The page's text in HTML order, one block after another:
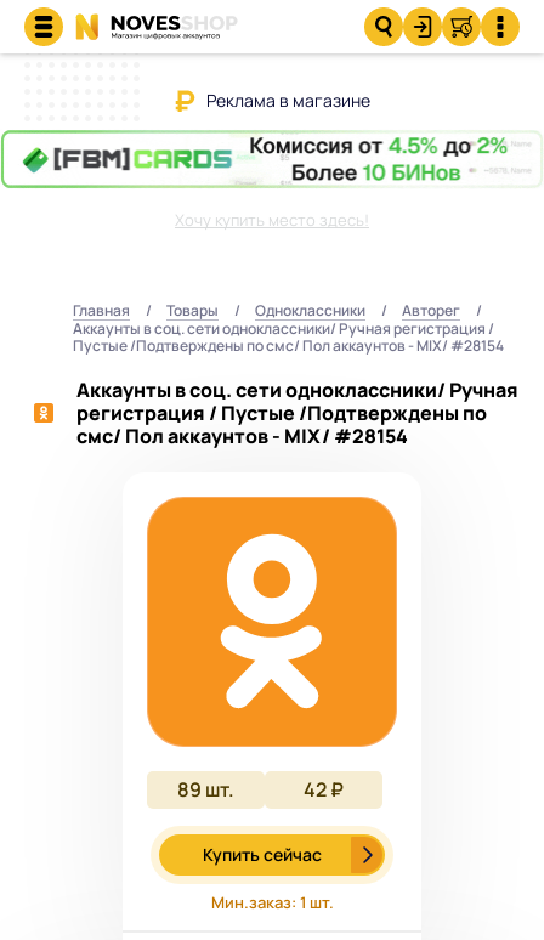
Реклама в магазине
Хочу купить место здесь!
Главная Товары Одноклассники
Авторег
Аккаунты в соц. сети одноклассники/ Ручная регистрация /
Пустые /Подтверждены по смс/ Пол аккаунтов - MIX/ #28154
Аккаунты в соц. сети одноклассники/ Ручная
регистрация / Пустые /Подтверждены по
смс/ Пол аккаунтов - MIX/ #28154
89 шт. 42 ₽
Купить сейчас
Мин.заказ: 1 шт.